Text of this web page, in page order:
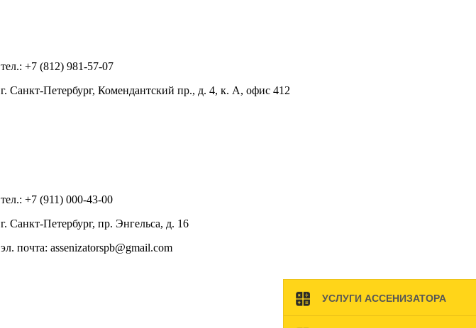
УСЛУГИ АССЕНИЗАТОРА
тел.: +7 (812) 981-57-07
г. Санкт-Петербург, Комендантский пр., д. 4, к. А, офис 412
тел.: +7 (911) 000-43-00
г. Санкт-Петербург, пр. Энгельса, д. 16
эл. почта: assenizatorspb@gmail.com